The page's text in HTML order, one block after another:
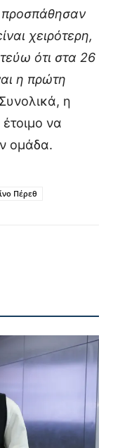
προσπάθησαν
χειρότερη,
ότι στα 26
η πρώτη
η
να
ομάδα.
Πέρεθ